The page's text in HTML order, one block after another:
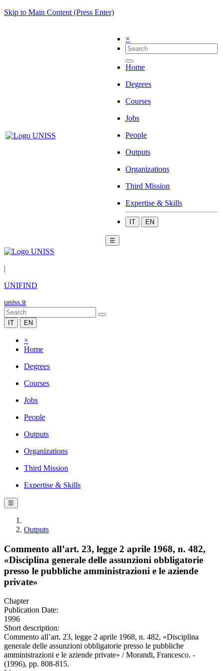
Skip to Main Content (Press Enter)
×
Home
Degrees
Courses
Jobs
People
Outputs
Organizations
Third Mission
Expertise & Skills
IT EN
☰
|
UNIFIND
uniss.it
IT EN
×
Home
Degrees
Courses
Jobs
People
Outputs
Organizations
Third Mission
Expertise & Skills
☰
Outputs
Commento all’art. 23, legge 2 aprile 1968, n. 482,
«Disciplina generale delle assunzioni obbligatorie
presso le pubbliche amministrazioni e le aziende
private»
Chapter
Publication Date:
1996
Short description:
Commento all’art. 23, legge 2 aprile 1968, n. 482, «Disciplina
generale delle assunzioni obbligatorie presso le pubbliche
amministrazioni e le aziende private» / Morandi, Francesco. -
(1996), pp. 808-815.